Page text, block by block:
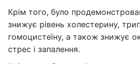
Крім того, було
знижує рівень холестерину,
гомоцистеїну, а також знижує
стрес і запалення.